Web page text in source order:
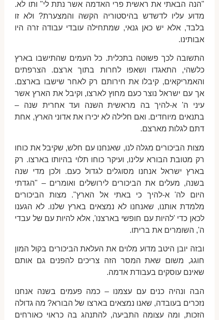
"הנה הבאתי את ראשית פרי האדמה אשר נתת לי" ותו לא.
מדוע עליו לדשדש בהיסטוריה הקשה והמצערת? ולא זו
בלבד, אלא יש כאן גנאי, שמתחילה עובדי עבודה זרה היו
אבותינו.
התשובה לכך פשוטה בתכלית. כל העמים שהתישבו בארץ
כלשהי, התאגדו ושאפו לחרות בתוך ארצם. הצרפתים
והאמריקאים, קיבלו את חירותם רק לאחר שישבו בארצם.
אך עם ישראל נוצר כעם מחוץ לארצו, וקיבל את הארץ אשר
עיני ה' א-להיך בה מראשית השנה ועד אחרית שנה –
בתנאים מיוחדים. ואם חלילה לא יכירו את אדוני הארץ, אחת
דתם לגלות מארצם.
מצות הביכורים מגלה לנו, שאנחנו עם חלש, שקיבל את כוחו
רק מטובת הבורא עלינו, ועיקר כוחו תלוי בהיותו בארצו. רק
בארץ ישראל אנחנו מסוגלים לגדול כעם. ולכן מדי שנה
בשנה, מעלים את הביכורים לירושלים ואומרים – "הגדתי
היום לה' א-להיך כי באתי אל הארץ". מצות הביכורים
מלמדת אותנו, שאנחנו לא נמצאים בארץ שלנו. לא הגענו
לכאן כדי 'להיות עם חופשי בארצנו', אלא להיות עם של עבדי
ה', השומרים את בריתו.
ובזה יובן היטב מדוע מלוים את העלאת הביכורים בקול המון
חוגג, משום שאת המסר הזה צריכים להפנים גם אותם
שאינם עוסקים בעבודת אדמה.
הבה ונהיה כנים עם עצמנו – כמה פעמים בשנה אנחנו
נזכרים בעובדה, שאנו נמצאים בארצו של הבורא? מה גדולה
הזכות, ומה עצומה התביעה, להתנהג בה כראוי כאורחים